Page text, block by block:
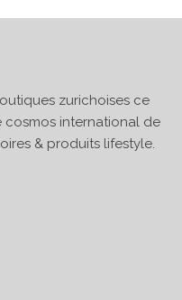
zurichoises ce
cosmos international de
& produits lifestyle.